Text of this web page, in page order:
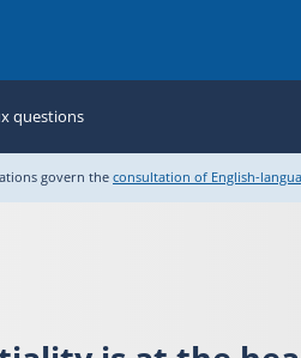
questions
govern the consultation of English-